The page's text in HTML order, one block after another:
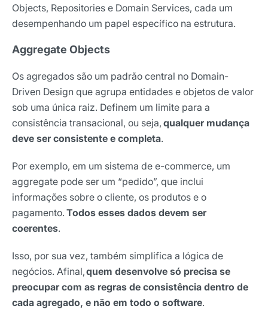
Objects, Repositories e Domain Services, cada um
desempenhando um papel específico na estrutura.
Aggregate Objects
Os agregados são um padrão central no Domain-
Driven Design que agrupa entidades e objetos de valor
sob uma única raiz. Definem um limite para a
consistência transacional, ou seja, qualquer mudança
deve ser consistente e completa.
Por exemplo, em um sistema de e-commerce, um
aggregate pode ser um “pedido”, que inclui
informações sobre o cliente, os produtos e o
pagamento. Todos esses dados devem ser
coerentes.
Isso, por sua vez, também simplifica a lógica de
negócios. Afinal,quem desenvolve só precisa se
preocupar com as regras de consistência dentro de
cada agregado, e não em todo o software.
Nome
E-mail
Selecione sua área de atuação
nossas comunicações e está de acordo com as nossas
Políticas de Privacidade
Assinar newsletter